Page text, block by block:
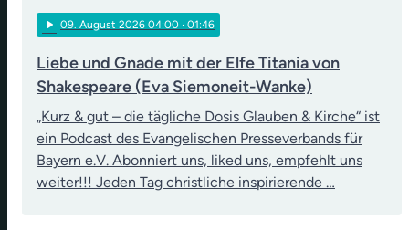
play_arrow 09. August 2026 04:00 · 01:46
Liebe und Gnade mit der Elfe Titania von
Shakespeare (Eva Siemoneit-Wanke)
„Kurz & gut – die tägliche Dosis Glauben & Kirche“ ist
ein Podcast des Evangelischen Presseverbands für
Bayern e.V. Abonniert uns, liked uns, empfehlt uns
weiter!!! Jeden Tag christliche inspirierende …